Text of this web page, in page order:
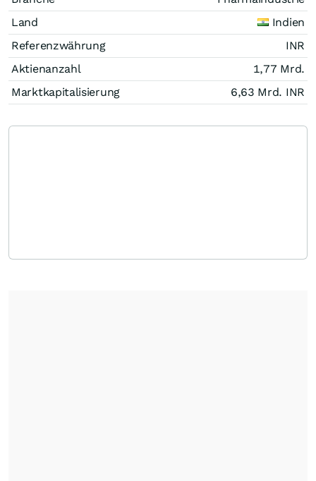
Land
Indien
Referenzwährung
INR
Aktienanzahl
1,77 Mrd.
Marktkapitalisierung
6,63 Mrd. INR